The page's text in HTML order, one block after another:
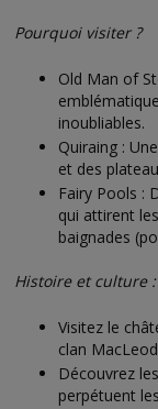
Pourquoi visiter ?
Old Man of
inoubliables.
Quiraing :
et des
Fairy Pools :
qui attirent
baignades
Histoire et culture :
Visitez le
clan
Découvrez
perpétuent